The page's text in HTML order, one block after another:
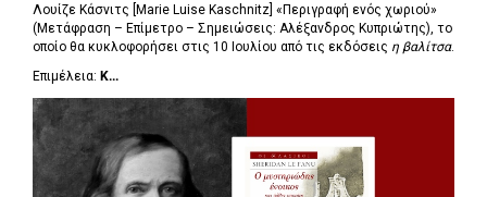
Λουίζε Κάσνιτς [Marie Luise Kaschnitz] «Περιγραφή ενός χωριού»
(Μετάφραση – Επίμετρο – Σημειώσεις: Αλέξανδρος Κυπριώτης), το
οποίο θα κυκλοφορήσει στις 10 Ιουλίου από τις εκδόσεις η βαλίτσα.
Επιμέλεια: Κ...